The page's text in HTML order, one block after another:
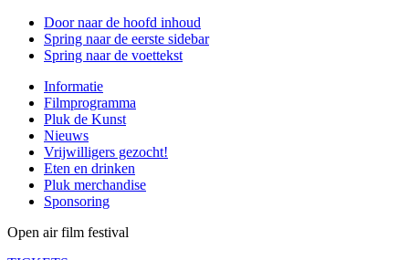
Door naar de hoofd inhoud
Spring naar de eerste sidebar
Spring naar de voettekst
Informatie
Filmprogramma
Pluk de Kunst
Nieuws
Vrijwilligers gezocht!
Eten en drinken
Pluk merchandise
Sponsoring
Open air film festival